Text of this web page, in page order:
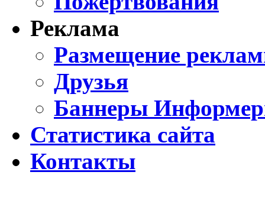
Реклама
Размещение
Друзья
Баннеры
Статистика сайта
Контакты